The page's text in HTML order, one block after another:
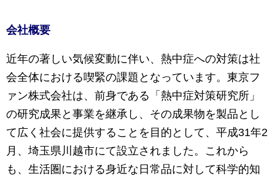
会社概要
近年の著しい気候変動に伴い、熱中症への対策は社
会全体における喫緊の課題となっています。東京フ
ァン株式会社は、前身である「熱中症対策研究所」
の研究成果と事業を継承し、その成果物を製品とし
て広く社会に提供することを目的として、平成31年2
月、埼玉県川越市にて設立されました。これから
も、生活圏における身近な日常品に対して科学的知